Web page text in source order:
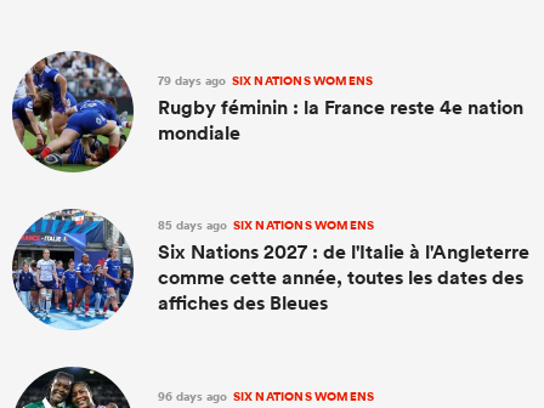
79 days ago SIX NATIONS WOMENS
Rugby féminin : la France reste 4e nation
mondiale
85 days ago SIX NATIONS WOMENS
Six Nations 2027 : de l'Italie à l'Angleterre
comme cette année, toutes les dates des
affiches des Bleues
96 days ago SIX NATIONS WOMENS